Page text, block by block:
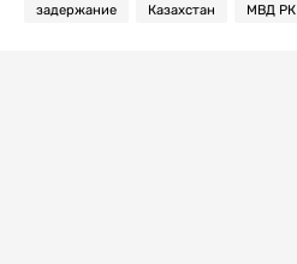
задержание Казахстан МВД РК